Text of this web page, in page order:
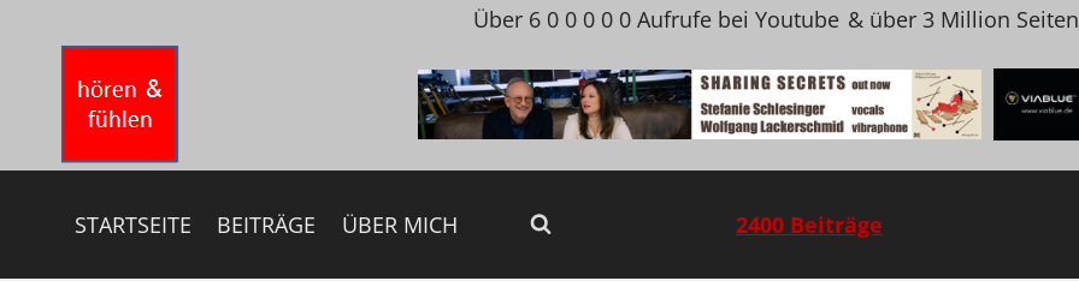
springen
Über 6 0 0 0 0 0 Aufrufe bei Youtube & über 3 Million
STARTSEITE BEITRÄGE ÜBER MICH 2400 Beiträge